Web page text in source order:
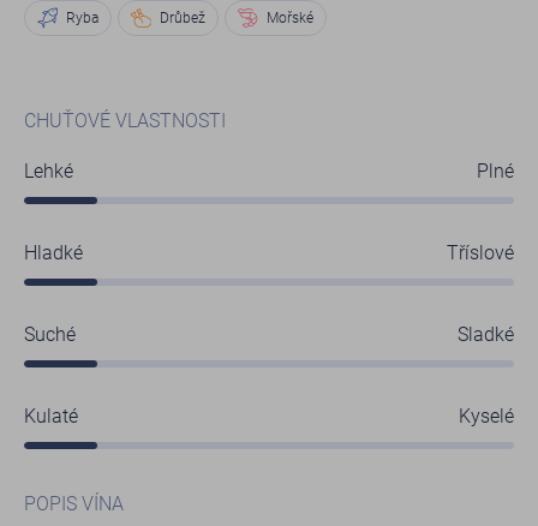
Ryba Drůbež Mořské
CHUŤOVÉ VLASTNOSTI
Lehké Plné
Hladké Tříslové
Suché Sladké
Kulaté Kyselé
POPIS VÍNA